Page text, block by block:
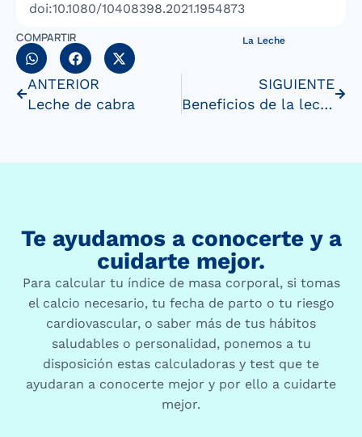
doi:10.1080/10408398.2021.1954873
COMPARTIR La Leche
ANTERIOR
Leche de cabra
SIGUIENTE
Beneficios de la leche sin lactosa
Te ayudamos a conocerte y a
cuidarte mejor.
Para calcular tu índice de masa corporal, si tomas
el calcio necesario, tu fecha de parto o tu riesgo
cardiovascular, o saber más de tus hábitos
saludables o personalidad, ponemos a tu
disposición estas calculadoras y test que te
ayudaran a conocerte mejor y por ello a cuidarte
mejor.